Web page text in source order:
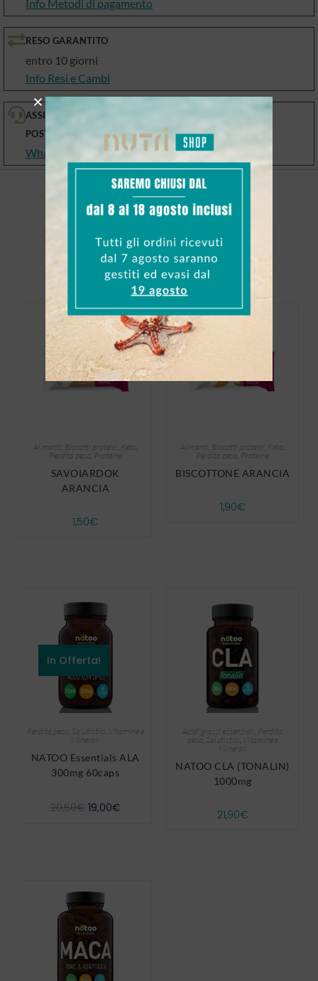
Info Metodi di pagamento
RESO GARANTITO
entro 10 giorni
Info Resi e Cambi
ASSISTENZA PRE E
POST VENDITA
WhatsApp, email, telefono
Alimenti , Biscotti proteici , Keto,
Perdita peso, Proteine
SAVOIARDOK
ARANCIA
1,50€
Alimenti, Biscotti proteici, Keto,
Perdita peso, Proteine
BISCOTTONE ARANCIA
1,90€
In Offerta!
Perdita peso Salutistici
Vitamine e
Minerali
NATOO Essentials ALA
300mg 60caps
20,50€ 19,00€
Acidi grassi essenziali
Perdita
peso, Salutistici
Vitamine e
Minerali
NATOO CLA (TONALIN)
1000mg
21,90€